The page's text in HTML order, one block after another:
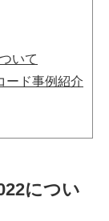
いて
ード事例紹介
につい